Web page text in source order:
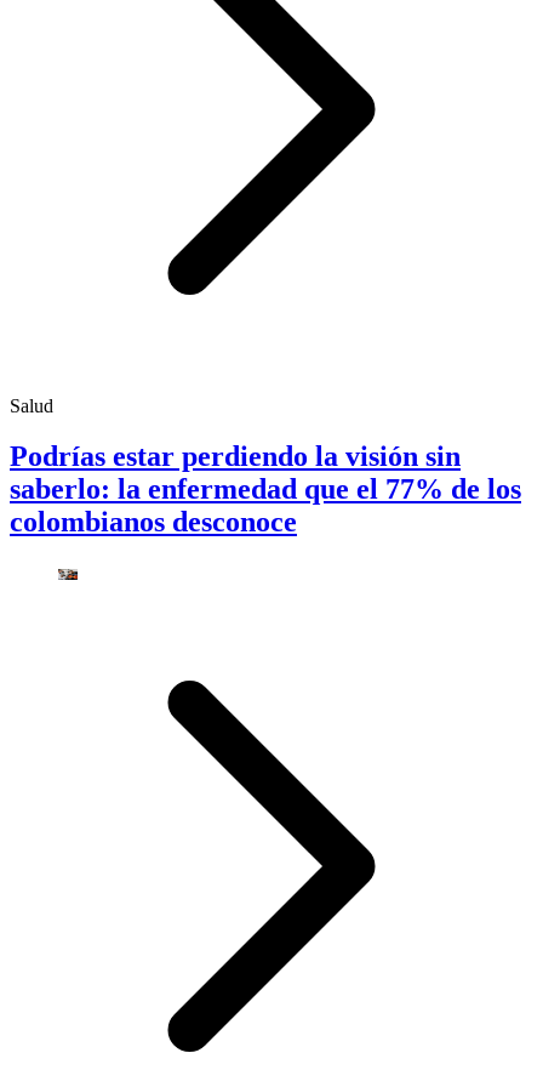
Salud
Podrías estar perdiendo la visión sin
saberlo: la enfermedad que el 77% de los
colombianos desconoce